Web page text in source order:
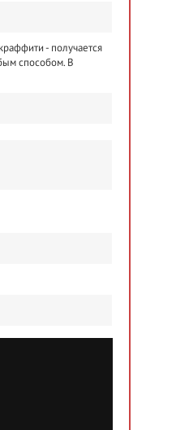
- получается
способом. В